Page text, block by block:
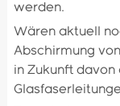
werden.
Wären aktuell
Abschirmung
in Zukunft davon